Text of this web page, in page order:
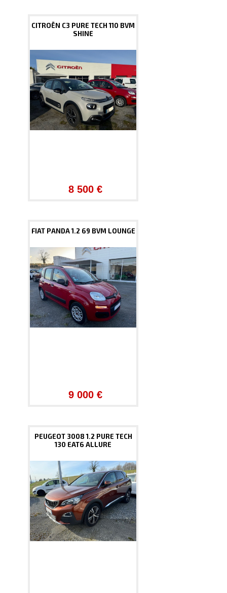
CITROËN C3 PURE TECH 110 BVM
SHINE
8 500 €
FIAT PANDA 1.2 69 BVM LOUNGE
9 000 €
PEUGEOT 3008 1.2 PURE TECH
130 EAT6 ALLURE